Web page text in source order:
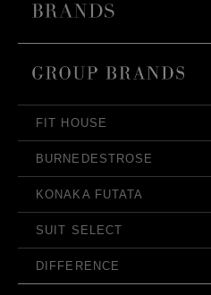
FIT HOUSE
BURNEDESTROSE
KONAKA FUTATA
SUIT SELECT
DIFFERENCE